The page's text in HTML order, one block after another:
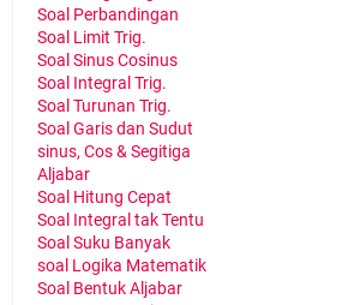
Soal Perbandingan
Soal Limit Trig.
Soal Sinus Cosinus
Soal Integral Trig.
Soal Turunan Trig.
Soal Garis dan Sudut
sinus, Cos & Segitiga
Aljabar
Soal Hitung Cepat
Soal Integral tak Tentu
Soal Suku Banyak
soal Logika Matematik
Soal Bentuk Aljabar